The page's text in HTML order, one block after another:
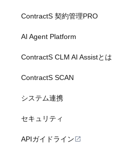
ContractS 契約管理PRO
AI Agent Platform
ContractS CLM AI Assistとは
ContractS SCAN
システム連携
セキュリティ
APIガイドライン